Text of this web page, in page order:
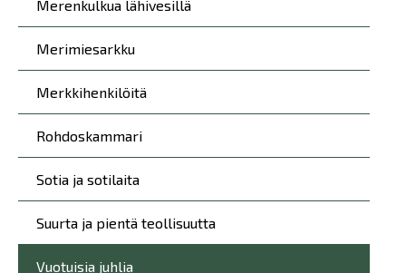
Merenkulkua lähivesillä
Merimiesarkku
Merkkihenkilöitä
Rohdoskammari
Sotia ja sotilaita
Suurta ja pientä teollisuutta
Vuotuisia juhlia